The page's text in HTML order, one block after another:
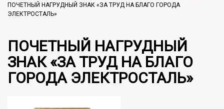
ПОЧЕТНЫЙ НАГРУДНЫЙ ЗНАК «ЗА ТРУД НА БЛАГО ГОРОДА
ЭЛЕКТРОСТАЛЬ»
ПОЧЕТНЫЙ НАГРУДНЫЙ
ЗНАК «ЗА ТРУД НА БЛАГО
ГОРОДА ЭЛЕКТРОСТАЛЬ»